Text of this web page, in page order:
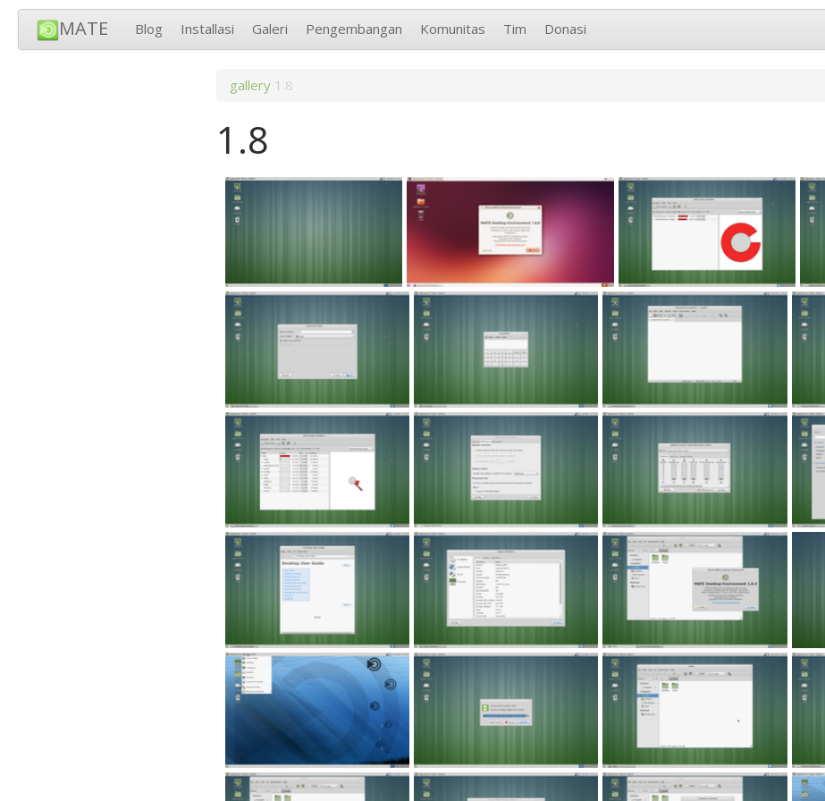
MATE Blog Installasi Galeri Pengembangan Komunitas Tim Donasi
gallery 1.8
1.8